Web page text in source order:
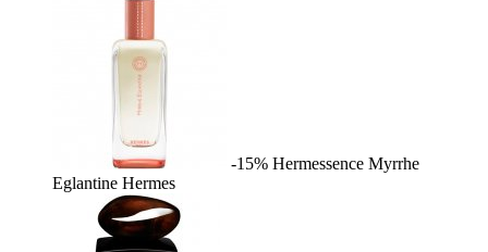
-15% Hermessence Myrrhe
Eglantine Hermes